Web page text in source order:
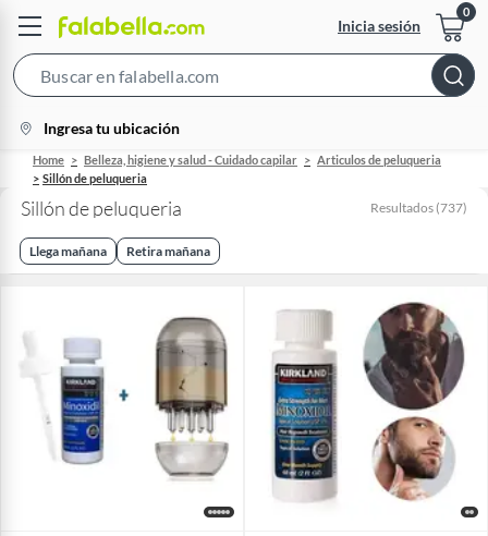
Inicia sesión
Bar
location-
icon
Ingresa tu ubicación
Home Belleza, higiene y salud - Cuidado capilar
Articulos de peluqueria
Sillón de peluqueria
Sillón de peluqueria Resultados (737)
Llega mañana Retira mañana